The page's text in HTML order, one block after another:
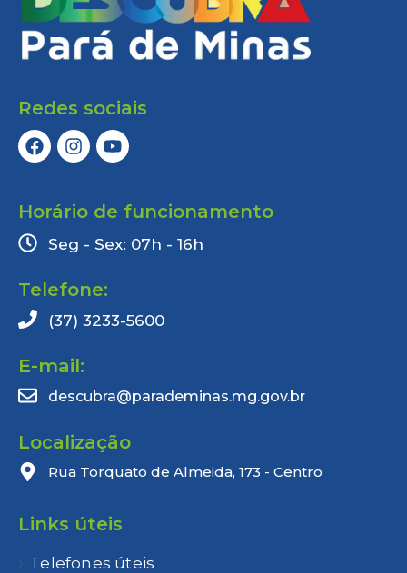
Redes sociais
Horário de funcionamento
Seg - Sex: 07h - 16h
Telefone:
(37) 3233-5600
E-mail:
descubra@parademinas.mg.gov.br
Localização
Rua Torquato de Almeida, 173 - Centro
Links úteis
Telefones úteis